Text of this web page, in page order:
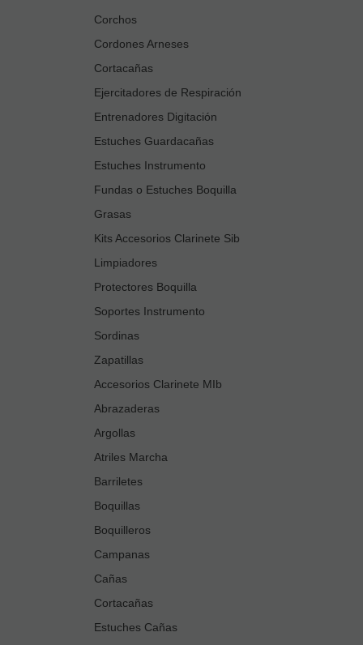
Corchos
Cordones Arneses
Cortacañas
Ejercitadores de Respiración
Entrenadores Digitación
Estuches Guardacañas
Estuches Instrumento
Fundas o Estuches Boquilla
Grasas
Kits Accesorios Clarinete Sib
Limpiadores
Protectores Boquilla
Soportes Instrumento
Sordinas
Zapatillas
Accesorios Clarinete MIb
Abrazaderas
Argollas
Atriles Marcha
Barriletes
Boquillas
Boquilleros
Campanas
Cañas
Cortacañas
Estuches Cañas